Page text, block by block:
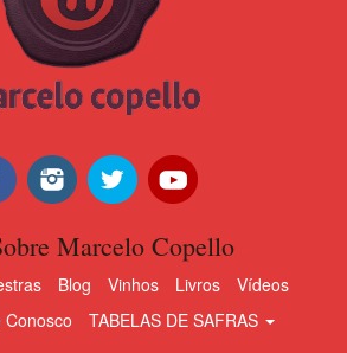
Marcelo Copello
Blog Vinhos Livros
Vídeos
Conosco TABELAS DE SAFRAS